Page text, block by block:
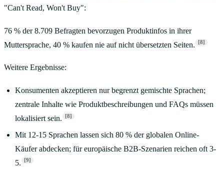
"Can't Read, Won't Buy":
76 % der 8.709 Befragten bevorzugen Produktinfos in ihrer
Muttersprache, 40 % kaufen nie auf nicht übersetzten Seiten.
[8]
Weitere Ergebnisse:
Konsumenten akzeptieren nur begrenzt gemischte Sprachen;
zentrale Inhalte wie Produktbeschreibungen und FAQs müssen
lokalisiert sein.
[8]
Mit 12-15 Sprachen lassen sich 80 % der globalen Online-
Käufer abdecken; für europäische B2B-Szenarien reichen oft 3-
5.
[9]